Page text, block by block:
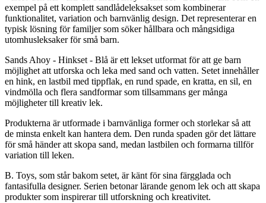
exempel på ett komplett sandlådeleksakset som kombinerar
funktionalitet, variation och barnvänlig design. Det representerar en
typisk lösning för familjer som söker hållbara och mångsidiga
utomhusleksaker för små barn.
Sands Ahoy - Hinkset - Blå är ett lekset utformat för att ge barn
möjlighet att utforska och leka med sand och vatten. Setet innehåller
en hink, en lastbil med tippflak, en rund spade, en kratta, en sil, en
vindmölla och flera sandformar som tillsammans ger många
möjligheter till kreativ lek.
Produkterna är utformade i barnvänliga former och storlekar så att
de minsta enkelt kan hantera dem. Den runda spaden gör det lättare
för små händer att skopa sand, medan lastbilen och formarna tillför
variation till leken.
B. Toys, som står bakom setet, är känt för sina färgglada och
fantasifulla designer. Serien betonar lärande genom lek och att skapa
produkter som inspirerar till utforskning och kreativitet.